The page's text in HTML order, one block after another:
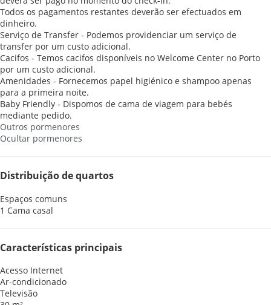
Todos os pagamentos restantes deverão ser efectuados em
dinheiro.
Serviço de Transfer - Podemos providenciar um serviço de
transfer por um custo adicional.
Cacifos - Temos cacifos disponíveis no Welcome Center no Porto
por um custo adicional.
Amenidades - Fornecemos papel higiénico e shampoo apenas
para a primeira noite.
Baby Friendly - Dispomos de cama de viagem para bebés
mediante pedido.
Outros pormenores
Ocultar pormenores
Distribuição de quartos
Espaços comuns
1 Cama casal
Características principais
Acesso Internet
Ar-condicionado
Televisão